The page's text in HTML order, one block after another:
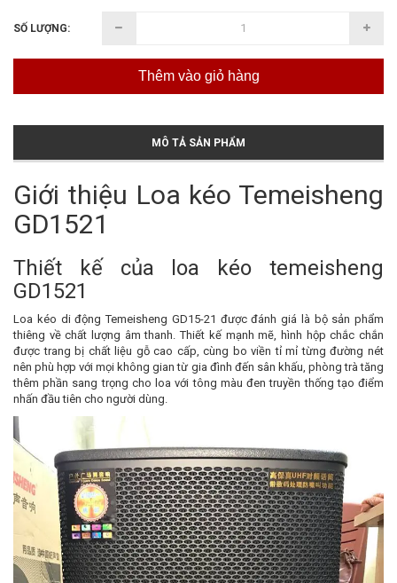
SỐ LƯỢNG:
Thêm vào giỏ hàng
MÔ TẢ SẢN PHẨM
Giới thiệu Loa kéo Temeisheng
GD1521
Thiết kế của loa kéo temeisheng
GD1521
Loa kéo di động Temeisheng GD15-21 được đánh giá là bộ sản phẩm
thiêng về chất lượng âm thanh. Thiết kế mạnh mẽ, hình hộp chắc chắn
được trang bị chất liệu gỗ cao cấp, cùng bo viền tỉ mỉ từng đường nét
nên phù hợp với mọi không gian từ gia đình đến sân khấu, phòng trà tăng
thêm phần sang trọng cho loa với tông màu đen truyền thống tạo điểm
nhấn đầu tiên cho người dùng.